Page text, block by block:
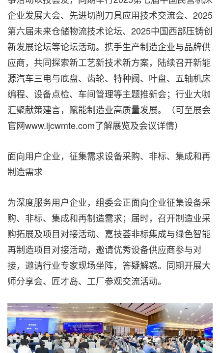
企业发展大会、先进切削刀具应用技术交流会、2025
第六届未来仓储物流技术论坛、2025中国西部压铸创
新发展论坛等论坛活动。携手生产制造企业与品牌供
应商，共同探索新工艺新技术新方案，陆续召开新能
源汽车三电与底盘、齿轮、特种阀、叶盘、五轴机床
编程、设备点检、车间管理等主题推新会；行业大咖
汇聚献策建言，赋能制造业高质量发展。（可至展会
官网www.ljcwmte.com了解展览及会议详情）
面向用户企业，征集需求设备采购、非标、集成和再
制造需求
为深度服务用户企业，组委会正面向企业征集设备采
购、非标、集成和再制造需求；届时，召开制造业采
购拓展及项目对接活动、嘉技荟非标集成与绿色智能
再制造项目对接活动，邀请优秀设备供应商参与对
接，邀请行业专家现场坐阵，答疑解惑。同期开展大
师分享会、匠才岛、工厂参观交流活动。